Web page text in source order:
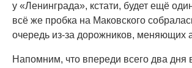
у «Ленинграда», кстати, будет ещё
всё же пробка на Маковского
очередь из-за дорожников, меняющих
Напомним, что впереди всего два дня